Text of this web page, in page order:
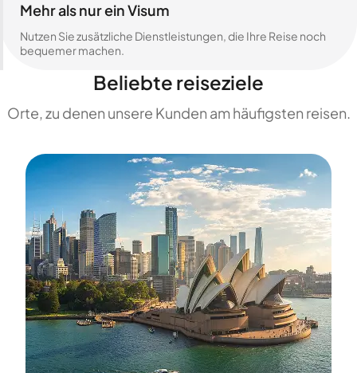
Mehr als nur ein Visum
Nutzen Sie zusätzliche Dienstleistungen, die Ihre Reise noch
bequemer machen.
Beliebte reiseziele
Orte, zu denen unsere Kunden am häufigsten reisen.